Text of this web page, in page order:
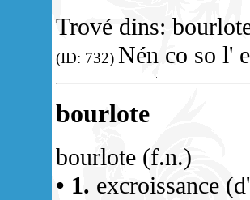
Trové dins:
(ID: 732) Nén co so l'
bourlote
bourlote (f.n.)
• 1. excroissance